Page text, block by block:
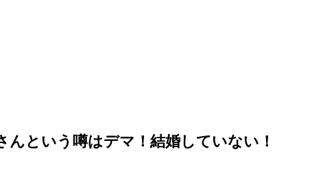
んという噂はデマ！結婚していない！